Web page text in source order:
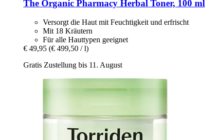
The Organic Pharmacy Herbal Toner, 100 ml
Versorgt die Haut mit Feuchtigkeit und erfrischt
Mit 18 Kräutern
Für alle Hauttypen geeignet
€ 49,95 (€ 499,50 / l)
Gratis Zustellung bis 11. August